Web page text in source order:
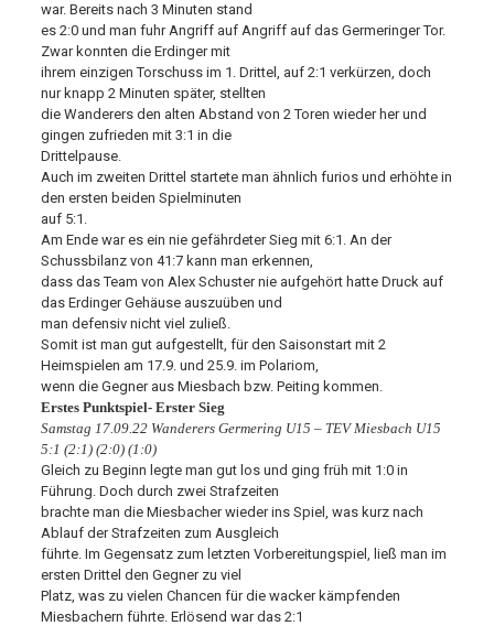
war. Bereits nach 3 Minuten stand
es 2:0 und man fuhr Angriff auf Angriff auf das Germeringer Tor.
Zwar konnten die Erdinger mit
ihrem einzigen Torschuss im 1. Drittel, auf 2:1 verkürzen, doch
nur knapp 2 Minuten später, stellten
die Wanderers den alten Abstand von 2 Toren wieder her und
gingen zufrieden mit 3:1 in die
Drittelpause.
Auch im zweiten Drittel startete man ähnlich furios und erhöhte in
den ersten beiden Spielminuten
auf 5:1.
Am Ende war es ein nie gefährdeter Sieg mit 6:1. An der
Schussbilanz von 41:7 kann man erkennen,
dass das Team von Alex Schuster nie aufgehört hatte Druck auf
das Erdinger Gehäuse auszuüben und
man defensiv nicht viel zuließ.
Somit ist man gut aufgestellt, für den Saisonstart mit 2
Heimspielen am 17.9. und 25.9. im Polariom,
wenn die Gegner aus Miesbach bzw. Peiting kommen.
Erstes Punktspiel- Erster Sieg
Samstag 17.09.22 Wanderers Germering U15 – TEV Miesbach U15
5:1 (2:1) (2:0) (1:0)
Gleich zu Beginn legte man gut los und ging früh mit 1:0 in
Führung. Doch durch zwei Strafzeiten
brachte man die Miesbacher wieder ins Spiel, was kurz nach
Ablauf der Strafzeiten zum Ausgleich
führte. Im Gegensatz zum letzten Vorbereitungspiel, ließ man im
ersten Drittel den Gegner zu viel
Platz, was zu vielen Chancen für die wacker kämpfenden
Miesbachern führte. Erlösend war das 2:1